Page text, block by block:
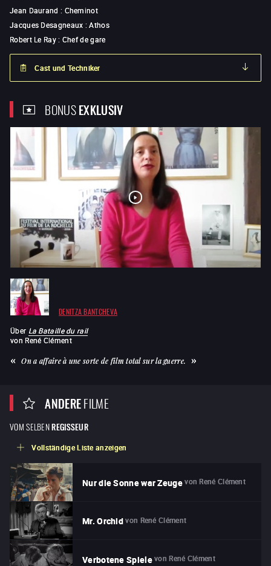
Jean Daurand : Cheminot
Jacques Desagneaux :Athos
Robert Le Ray: Chef de gare
Cast und Techniker
BONUSEXKLUSIV
DENITZA BANTCHEVA
Über La Bataille du rail
von René Clément
On a affaire à une sorte de film total sur la guerre.
ANDEREFILME
VOM SELBENREGISSEUR
Vollständige Liste anzeigen
Nur die Sonne war Zeuge von René Clément
Mr. Orchid von René Clément
Verbotene Spiele von René Clément